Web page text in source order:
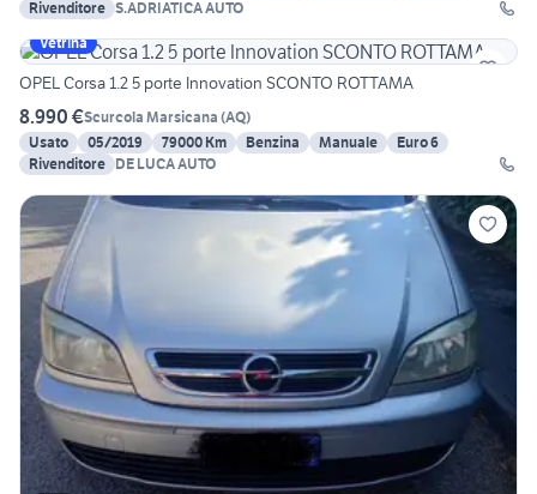
Rivenditore
S.ADRIATICA AUTO
Vetrina
OPEL Corsa 1.2 5 porte Innovation SCONTO ROTTAMA
8.990 €Scurcola Marsicana (AQ)
Usato
05/2019 79000 Km Benzina Manuale
Euro 6
Rivenditore DE LUCA AUTO